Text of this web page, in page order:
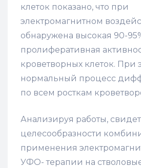
клеток показано, что при
электромагнитном
обнаружена высокая 90-
пролиферативная
кроветворных клеток. При
нормальный процесс
по всем росткам
Анализируя работы,
целесообразности
применения
УФО- терапии на